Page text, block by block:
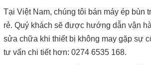
Tại Việt Nam, chúng tôi bán máy ép bùn
rẻ. Quý khách sẽ được hướng dẫn vận
sửa chữa khi thiết bị không may gặp sự
tư vấn chi tiết hơn: 0274 6535 168.